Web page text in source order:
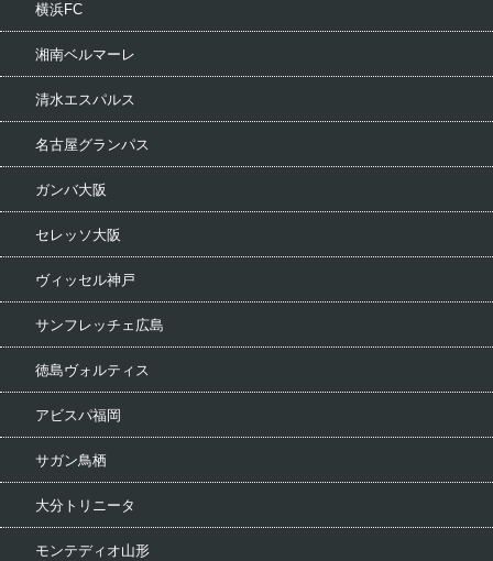
横浜FC
湘南ベルマーレ
清水エスパルス
名古屋グランパス
ガンバ大阪
セレッソ大阪
ヴィッセル神戸
サンフレッチェ広島
徳島ヴォルティス
アビスパ福岡
サガン鳥栖
大分トリニータ
モンテディオ山形